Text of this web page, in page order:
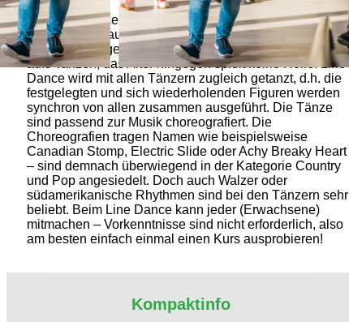
Der Line-Dance Kurs eignet sich für jeden, der zwei
Füße hat und auf 8 zählen kann. Weitere
Voraussetzungen sind die Freude am Lernen und Lust
aufs Tanzen, das Alter hingegen spielt keine Rolle. Line
Dance wird mit allen Tänzern zugleich getanzt, d.h. die
festgelegten und sich wiederholenden Figuren werden
synchron von allen zusammen ausgeführt. Die Tänze
sind passend zur Musik choreografiert. Die
Choreografien tragen Namen wie beispielsweise
Canadian Stomp, Electric Slide oder Achy Breaky Heart
– sind demnach überwiegend in der Kategorie Country
und Pop angesiedelt. Doch auch Walzer oder
südamerikanische Rhythmen sind bei den Tänzern sehr
beliebt. Beim Line Dance kann jeder (Erwachsene)
mitmachen – Vorkenntnisse sind nicht erforderlich, also
am besten einfach einmal einen Kurs ausprobieren!
Kompaktinfo